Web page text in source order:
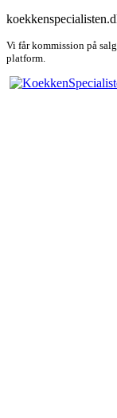
Vi får kommission på
platform.